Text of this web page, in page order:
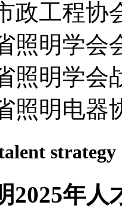
政工程协
照明学会
照明学会
照明电器
strategy
2025年人